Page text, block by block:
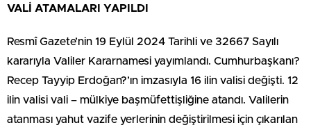
VALİ ATAMALARI YAPILDI
Resmî Gazete’nin 19 Eylül 2024 Tarihli ve 32667 Sayılı
kararıyla Valiler Kararnamesi yayımlandı. Cumhurbaşkanı?
Recep Tayyip Erdoğan?’ın imzasıyla 16 ilin valisi değişti. 12
ilin valisi vali – mülkiye başmüfettişliğine atandı. Valilerin
atanması yahut vazife yerlerinin değiştirilmesi için çıkarılan